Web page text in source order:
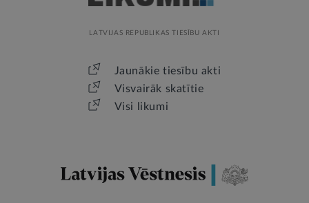
LATVIJAS REPUBLIKAS TIESĪBU AKTI
Jaunākie tiesību akti
Visvairāk skatītie
Visi likumi